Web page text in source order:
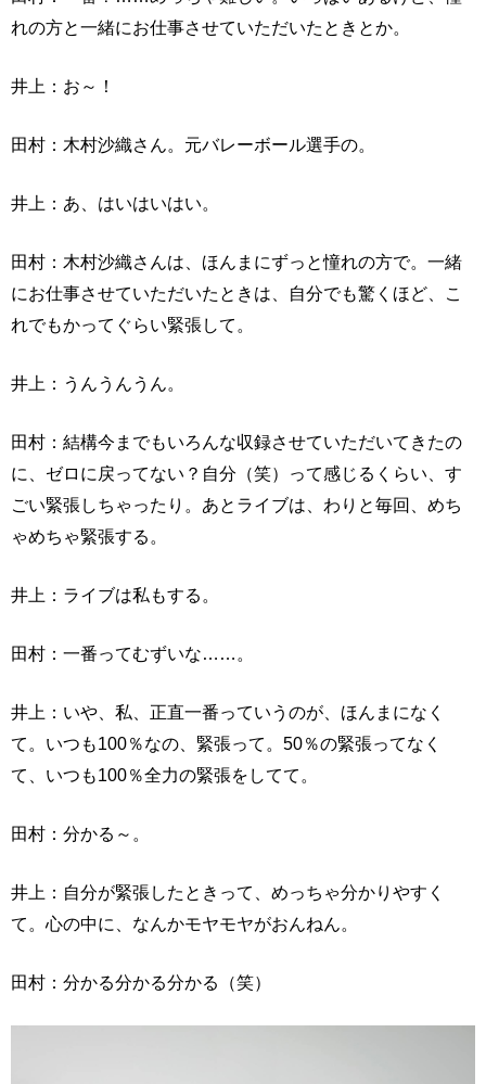
れの方と一緒にお仕事させていただいたときとか。
井上：お～！
田村：木村沙織さん。元バレーボール選手の。
井上：あ、はいはいはい。
田村：木村沙織さんは、ほんまにずっと憧れの方で。一緒
にお仕事させていただいたときは、自分でも驚くほど、こ
れでもかってぐらい緊張して。
井上：うんうんうん。
田村：結構今までもいろんな収録させていただいてきたの
に、ゼロに戻ってない？自分（笑）って感じるくらい、す
ごい緊張しちゃったり。あとライブは、わりと毎回、めち
ゃめちゃ緊張する。
井上：ライブは私もする。
田村：一番ってむずいな……。
井上：いや、私、正直一番っていうのが、ほんまになく
て。いつも100％なの、緊張って。50％の緊張ってなく
て、いつも100％全力の緊張をしてて。
田村：分かる～。
井上：自分が緊張したときって、めっちゃ分かりやすく
て。心の中に、なんかモヤモヤがおんねん。
田村：分かる分かる分かる（笑）